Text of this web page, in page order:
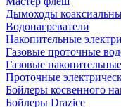
Дымоходы
Водонагреватели
Накопительные
Газовые проточные
Газовые
Проточные
Бойлеры косвенного
Бойлеры Drazice